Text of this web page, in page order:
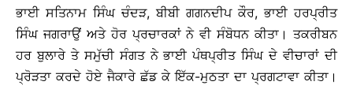
ਭਾਈ ਸਤਿਨਾਮ ਸਿੰਘ ਚੰਦੜ, ਬੀਬੀ ਗਗਨਦੀਪ ਕੌਰ, ਭਾਈ ਹਰਪ੍ਰੀਤ
ਸਿੰਘ ਜਗਰਾਉਂ ਅਤੇ ਹੋਰ ਪ੍ਰਚਾਰਕਾਂ ਨੇ ਵੀ ਸੰਬੋਧਨ ਕੀਤਾ। ਤਕਰੀਬਨ
ਹਰ ਬੁਲਾਰੇ ਤੇ ਸਮੁੱਚੀ ਸੰਗਤ ਨੇ ਭਾਈ ਪੰਥਪ੍ਰੀਤ ਸਿੰਘ ਦੇ ਵੀਚਾਰਾਂ ਦੀ
ਪ੍ਰੋੜਤਾ ਕਰਦੇ ਹੋਏ ਜੈਕਾਰੇ ਛੱਡ ਕੇ ਇੱਕ-ਮੁਠਤਾ ਦਾ ਪ੍ਰਗਟਾਵਾ ਕੀਤਾ।